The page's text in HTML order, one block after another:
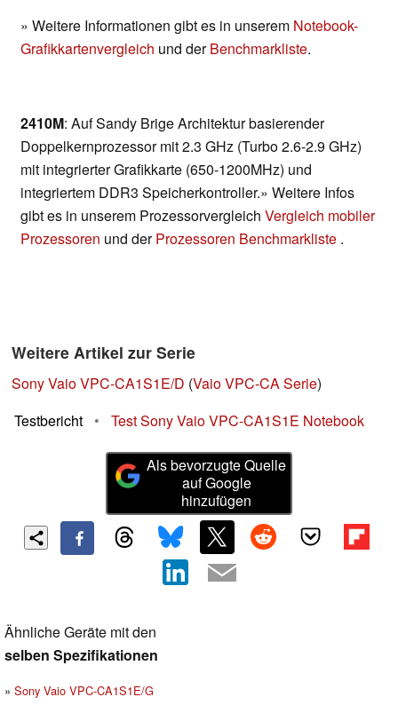
» Weitere Informationen gibt es in unserem Notebook-
Grafikkartenvergleich und derBenchmarkliste.
2410M: Auf Sandy Brige Architektur basierender
Doppelkernprozessor mit 2.3 GHz (Turbo 2.6-2.9 GHz)
mit integrierter Grafikkarte (650-1200MHz) und
integriertem DDR3 Speicherkontroller.» Weitere Infos
gibt es in unserem Prozessorvergleich Vergleich mobiler
Prozessoren und derProzessoren Benchmarkliste .
Weitere Artikel zur Serie
Sony Vaio VPC-CA1S1E/D (Vaio VPC-CA Serie)
Testbericht
• Test Sony Vaio VPC-CA1S1E Notebook
Als bevorzugte Quelle
auf Google
hinzufügen
Ähnliche Geräte mit den
selben Spezifikationen
Sony Vaio VPC-CA1S1E/G